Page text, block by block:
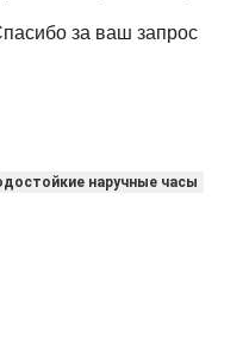
за ваш запрос
наручные часы